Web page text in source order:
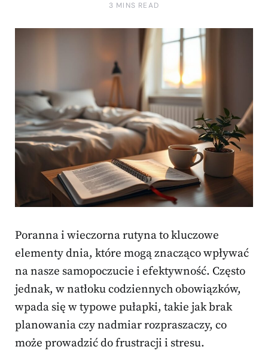
3 MINS READ
Poranna i wieczorna rutyna to kluczowe
elementy dnia, które mogą znacząco wpływać
na nasze samopoczucie i efektywność. Często
jednak, w natłoku codziennych obowiązków,
wpada się w typowe pułapki, takie jak brak
planowania czy nadmiar rozpraszaczy, co
może prowadzić do frustracji i stresu.